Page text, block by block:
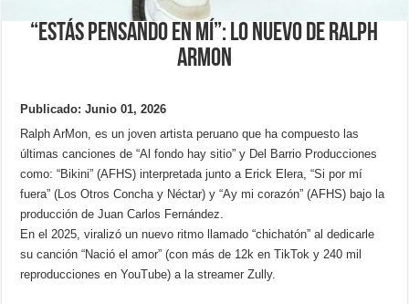
“ESTÁS PENSANDO EN MÍ”: LO NUEVO DE RALPH
ARMON
Publicado: Junio 01, 2026
Ralph ArMon, es un joven artista peruano que ha compuesto las
últimas canciones de “Al fondo hay sitio” y Del Barrio Producciones
como: “Bikini” (AFHS) interpretada junto a Erick Elera, “Si por mí
fuera” (Los Otros Concha y Néctar) y “Ay mi corazón” (AFHS) bajo la
producción de Juan Carlos Fernández.
En el 2025, viralizó un nuevo ritmo llamado “chichatón” al dedicarle
su canción “Nació el amor” (con más de 12k en TikTok y 240 mil
reproducciones en YouTube) a la streamer Zully.